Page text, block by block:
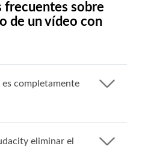
frecuentes sobre
de un vídeo con
completamente
eliminar el